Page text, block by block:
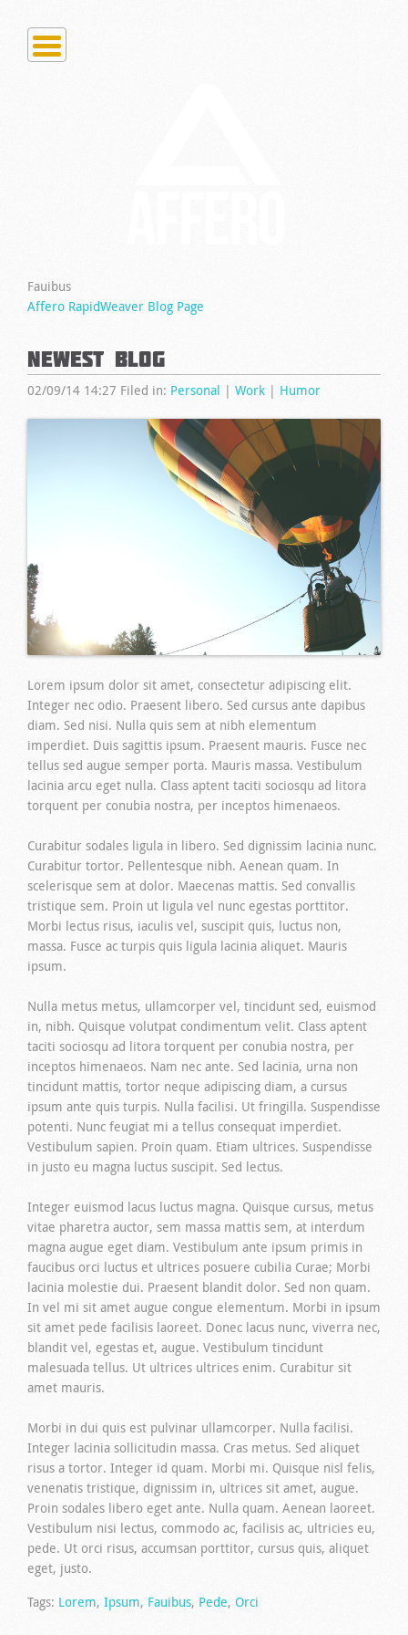
Fauibus
Affero RapidWeaver Blog Page
Newest Blog
02/09/14 14:27 Filed in: Personal | Work | Humor
Lorem ipsum dolor sit amet, consectetur adipiscing elit.
Integer nec odio. Praesent libero. Sed cursus ante dapibus
diam. Sed nisi. Nulla quis sem at nibh elementum
imperdiet. Duis sagittis ipsum. Praesent mauris. Fusce nec
tellus sed augue semper porta. Mauris massa. Vestibulum
lacinia arcu eget nulla. Class aptent taciti sociosqu ad litora
torquent per conubia nostra, per inceptos himenaeos.
Curabitur sodales ligula in libero. Sed dignissim lacinia nunc.
Curabitur tortor. Pellentesque nibh. Aenean quam. In
scelerisque sem at dolor. Maecenas mattis. Sed convallis
tristique sem. Proin ut ligula vel nunc egestas porttitor.
Morbi lectus risus, iaculis vel, suscipit quis, luctus non,
massa. Fusce ac turpis quis ligula lacinia aliquet. Mauris
ipsum.
Nulla metus metus, ullamcorper vel, tincidunt sed, euismod
in, nibh. Quisque volutpat condimentum velit. Class aptent
taciti sociosqu ad litora torquent per conubia nostra, per
inceptos himenaeos. Nam nec ante. Sed lacinia, urna non
tincidunt mattis, tortor neque adipiscing diam, a cursus
ipsum ante quis turpis. Nulla facilisi. Ut fringilla. Suspendisse
potenti. Nunc feugiat mi a tellus consequat imperdiet.
Vestibulum sapien. Proin quam. Etiam ultrices. Suspendisse
in justo eu magna luctus suscipit. Sed lectus.
Integer euismod lacus luctus magna. Quisque cursus, metus
vitae pharetra auctor, sem massa mattis sem, at interdum
magna augue eget diam. Vestibulum ante ipsum primis in
faucibus orci luctus et ultrices posuere cubilia Curae; Morbi
lacinia molestie dui. Praesent blandit dolor. Sed non quam.
In vel mi sit amet augue congue elementum. Morbi in ipsum
sit amet pede facilisis laoreet. Donec lacus nunc, viverra nec,
blandit vel, egestas et, augue. Vestibulum tincidunt
malesuada tellus. Ut ultrices ultrices enim. Curabitur sit
amet mauris.
Morbi in dui quis est pulvinar ullamcorper. Nulla facilisi.
Integer lacinia sollicitudin massa. Cras metus. Sed aliquet
risus a tortor. Integer id quam. Morbi mi. Quisque nisl felis,
venenatis tristique, dignissim in, ultrices sit amet, augue.
Proin sodales libero eget ante. Nulla quam. Aenean laoreet.
Vestibulum nisi lectus, commodo ac, facilisis ac, ultricies eu,
pede. Ut orci risus, accumsan porttitor, cursus quis, aliquet
eget, justo.
Tags: Lorem, Ipsum, Fauibus, Pede, Orci